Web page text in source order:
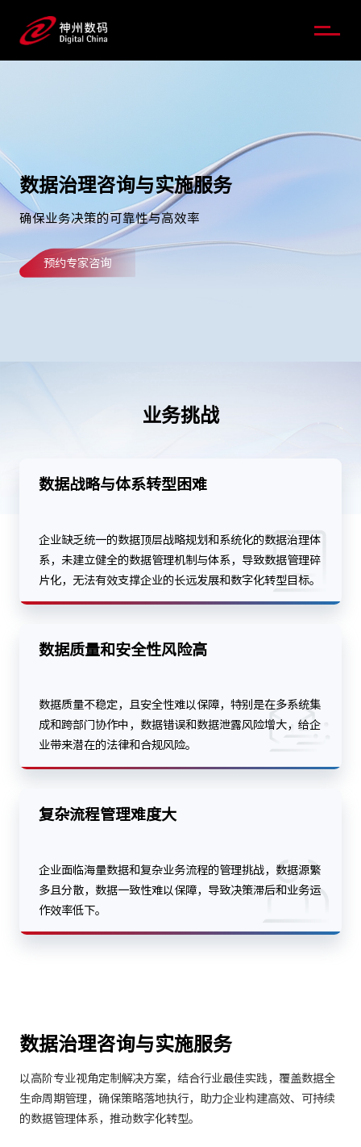
数据治理咨询与实施服务
确保业务决策的可靠性与高效率
预约专家咨询
业务挑战
数据战略与体系转型困难
企业缺乏统一的数据顶层战略规划和系统化的数据治理体
系，未建立健全的数据管理机制与体系，导致数据管理碎
片化，无法有效支撑企业的长远发展和数字化转型目标。
数据质量和安全性风险高
数据质量不稳定，且安全性难以保障，特别是在多系统集
成和跨部门协作中，数据错误和数据泄露风险增大，给企
业带来潜在的法律和合规风险。
复杂流程管理难度大
企业面临海量数据和复杂业务流程的管理挑战，数据源繁
多且分散，数据一致性难以保障，导致决策滞后和业务运
作效率低下。
数据治理咨询与实施服务
以高阶专业视角定制解决方案，结合行业最佳实践，覆盖数据全
生命周期管理，确保策略落地执行，助力企业构建高效、可持续
的数据管理体系，推动数字化转型。